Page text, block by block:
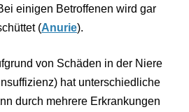
einigen Betroffenen wird gar
(Anurie).
von Schäden in der Niere
hat unterschiedliche
durch mehrere Erkrankungen